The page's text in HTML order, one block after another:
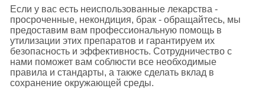
Если у вас есть неиспользованные лекарства -
просроченные, некондиция, брак - обращайтесь, мы
предоставим вам профессиональную помощь в
утилизации этих препаратов и гарантируем их
безопасность и эффективность. Сотрудничество с
нами поможет вам соблюсти все необходимые
правила и стандарты, а также сделать вклад в
сохранение окружающей среды.